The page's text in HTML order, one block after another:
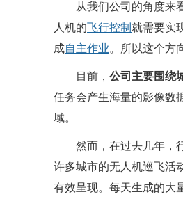
从我们公司的角度来
人机的飞行控制 就需要实
成自主作业。所以这个方
目前， 公司主要围绕
任务会产生海量的影像数
域。
然而，在过去几年，
许多城市的无人机巡飞活
有效呈现。每天生成的大